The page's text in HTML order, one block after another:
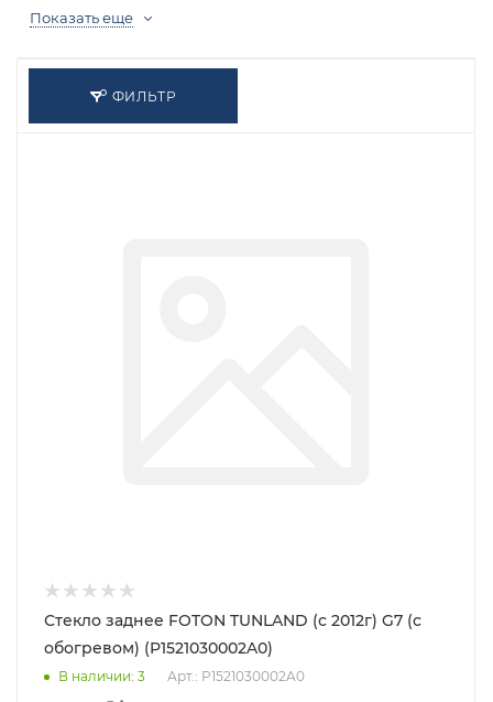
Показать еще
ФИЛЬТР
Стекло заднее FOTON TUNLAND (с 2012г) G7 (с
обогревом) (P1521030002A0)
В наличии: 3 Арт.: P1521030002A0